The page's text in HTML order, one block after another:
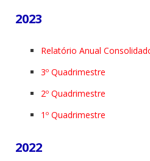
2023
Relatório Anual
3º Quadrimestre
2º Quadrimestre
1º Quadrimestre
2022